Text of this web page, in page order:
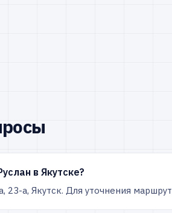
в Якутске?
23-а, Якутск. Для уточнения